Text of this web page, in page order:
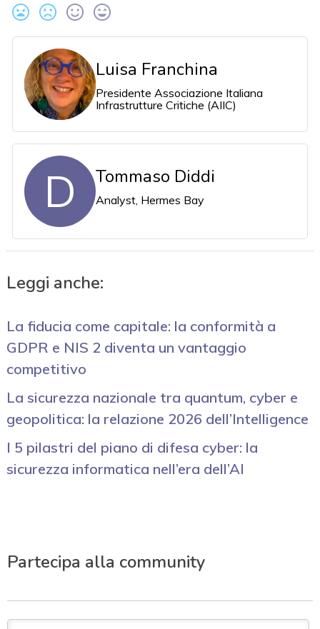
Luisa Franchina
Presidente Associazione Italiana
Infrastrutture Critiche (AIIC)
D Tommaso Diddi
Analyst, Hermes Bay
Leggi anche:
La fiducia come capitale: la conformità a
GDPR e NIS 2 diventa un vantaggio
competitivo
La sicurezza nazionale tra quantum, cyber e
geopolitica: la relazione 2026 dell’Intelligence
I 5 pilastri del piano di difesa cyber: la
sicurezza informatica nell’era dell’AI
Partecipa alla community